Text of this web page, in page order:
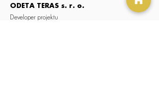
ODETA TERAS s. r. o.
Developer projektu